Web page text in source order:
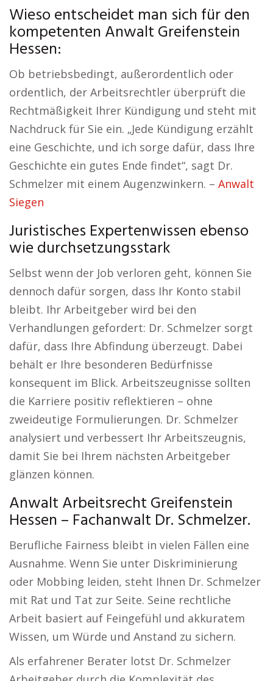
Wieso entscheidet man sich für den
kompetenten Anwalt Greifenstein
Hessen:
Ob betriebsbedingt, außerordentlich oder
ordentlich, der Arbeitsrechtler überprüft die
Rechtmäßigkeit Ihrer Kündigung und steht mit
Nachdruck für Sie ein. „Jede Kündigung erzählt
eine Geschichte, und ich sorge dafür, dass Ihre
Geschichte ein gutes Ende findet“, sagt Dr.
Schmelzer mit einem Augenzwinkern. – Anwalt
Siegen
Juristisches Expertenwissen ebenso
wie durchsetzungsstark
Selbst wenn der Job verloren geht, können Sie
dennoch dafür sorgen, dass Ihr Konto stabil
bleibt. Ihr Arbeitgeber wird bei den
Verhandlungen gefordert: Dr. Schmelzer sorgt
dafür, dass Ihre Abfindung überzeugt. Dabei
behält er Ihre besonderen Bedürfnisse
konsequent im Blick. Arbeitszeugnisse sollten
die Karriere positiv reflektieren – ohne
zweideutige Formulierungen. Dr. Schmelzer
analysiert und verbessert Ihr Arbeitszeugnis,
damit Sie bei Ihrem nächsten Arbeitgeber
glänzen können.
Anwalt Arbeitsrecht Greifenstein
Hessen – Fachanwalt Dr. Schmelzer.
Berufliche Fairness bleibt in vielen Fällen eine
Ausnahme. Wenn Sie unter Diskriminierung
oder Mobbing leiden, steht Ihnen Dr. Schmelzer
mit Rat und Tat zur Seite. Seine rechtliche
Arbeit basiert auf Feingefühl und akkuratem
Wissen, um Würde und Anstand zu sichern.
Als erfahrener Berater lotst Dr. Schmelzer